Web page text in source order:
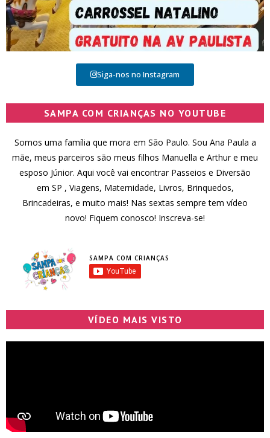
Siga-nos no Instagram
SAMPA COM CRIANÇAS NO YOUTUBE
Somos uma família que mora em São Paulo. Sou Ana Paula a
mãe, meus parceiros são meus filhos Manuella e Arthur e meu
esposo Júnior. Aqui você vai encontrar Passeios e Diversão
em SP , Viagens, Maternidade, Livros, Brinquedos,
Brincadeiras, e muito mais! Nas sextas sempre tem vídeo
novo! Fiquem conosco! Inscreva-se!
SAMPA COM CRIANÇAS
VÍDEO MAIS VISTO